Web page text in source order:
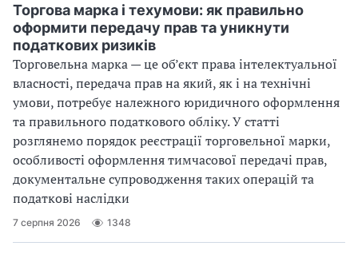
Торгова марка і техумови: як правильно
оформити передачу прав та уникнути
податкових ризиків
Торговельна марка — це об’єкт права інтелектуальної
власності, передача прав на який, як і на технічні
умови, потребує належного юридичного оформлення
та правильного податкового обліку. У статті
розглянемо порядок реєстрації торговельної марки,
особливості оформлення тимчасової передачі прав,
документальне супроводження таких операцій та
податкові наслідки
7 серпня 2026 1348